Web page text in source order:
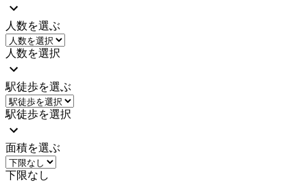
人数を選ぶ
人数を選択
駅徒歩を選ぶ
駅徒歩を選択
面積を選ぶ
下限なし